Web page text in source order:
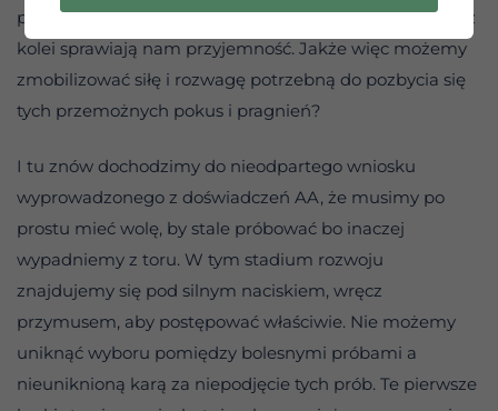
przywar, równie groźnych dla naszej równowagi, bo te z
kolei sprawiają nam przyjemność. Jakże więc możemy
zmobilizować siłę i rozwagę potrzebną do pozbycia się
tych przemożnych pokus i pragnień?
I tu znów dochodzimy do nieodpartego wniosku
wyprowadzonego z doświadczeń AA, że musimy po
prostu mieć wolę, by stale próbować bo inaczej
wypadniemy z toru. W tym stadium rozwoju
znajdujemy się pod silnym naciskiem, wręcz
przymusem, aby postępować właściwie. Nie możemy
uniknąć wyboru pomiędzy bolesnymi próbami a
nieuniknioną karą za niepodjęcie tych prób. Te pierwsze